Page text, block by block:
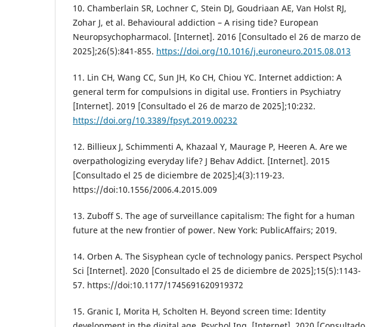
10. Chamberlain SR, Lochner C, Stein DJ, Goudriaan AE, Van Holst RJ,
Zohar J, et al. Behavioural addiction – A rising tide? European
Neuropsychopharmacol. [Internet]. 2016 [Consultado el 26 de marzo de
2025];26(5):841-855. https://doi.org/10.1016/j.euroneuro.2015.08.013
11. Lin CH, Wang CC, Sun JH, Ko CH, Chiou YC. Internet addiction: A
general term for compulsions in digital use. Frontiers in Psychiatry
[Internet]. 2019 [Consultado el 26 de marzo de 2025];10:232.
https://doi.org/10.3389/fpsyt.2019.00232
12. Billieux J, Schimmenti A, Khazaal Y, Maurage P, Heeren A. Are we
overpathologizing everyday life? J Behav Addict. [Internet]. 2015
[Consultado el 25 de diciembre de 2025];4(3):119-23.
https://doi:10.1556/2006.4.2015.009
13. Zuboff S. The age of surveillance capitalism: The fight for a human
future at the new frontier of power. New York: PublicAffairs; 2019.
14. Orben A. The Sisyphean cycle of technology panics. Perspect Psychol
Sci [Internet]. 2020 [Consultado el 25 de diciembre de 2025];15(5):1143-
57. https://doi:10.1177/1745691620919372
15. Granic I, Morita H, Scholten H. Beyond screen time: Identity